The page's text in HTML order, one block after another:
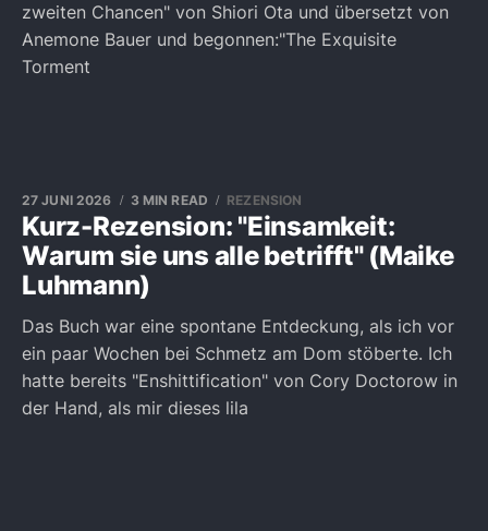
zweiten Chancen" von Shiori Ota und übersetzt von
Anemone Bauer und begonnen:"The Exquisite
Torment
Kurz-Rezension: "Einsamkeit:
Warum sie uns alle betrifft" (Maike
Luhmann)
27 JUNI 2026 3 MIN READ REZENSION
Das Buch war eine spontane Entdeckung, als ich vor
ein paar Wochen bei Schmetz am Dom stöberte. Ich
hatte bereits "Enshittification" von Cory Doctorow in
der Hand, als mir dieses lila